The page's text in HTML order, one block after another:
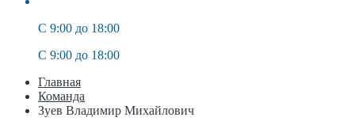
C 9:00 до 18:00
C 9:00 до 18:00
Главная
Команда
Зуев Владимир Михайлович